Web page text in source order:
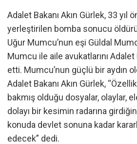
Adalet Bakanı Akın Gürlek, 33 yıl
yerleştirilen bomba sonucu
Uğur Mumcu’nun eşi Güldal
Mumcu ile aile avukatlarını Adalet
etti. Mumcu’nun güçlü bir aydın
Adalet Bakanı Akın Gürlek,
bakmış olduğu dosyalar, olaylar,
dolayı bir kesimin radarına
konuda devlet sonuna kadar
edecek” dedi.